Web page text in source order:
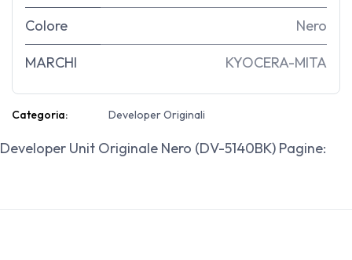
Colore Nero
MARCHI KYOCERA-MITA
Categoria: Developer Originali
Developer Unit Originale Nero (DV-5140BK) Pagine: